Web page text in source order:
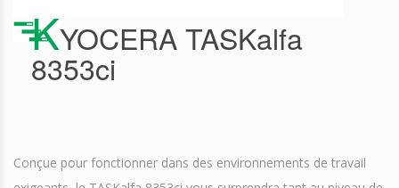
KYOCERA TASKalfa
8353ci
Conçue pour fonctionner dans des environnements de travail